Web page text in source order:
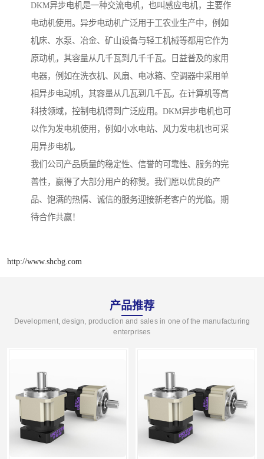
DKM异步电机是一种交流电机，也叫感应电机，主要作
电动机使用。异步电动机广泛用于工农业生产中，例如
机床、水泵、冶金、矿山设备与轻工机械等都用它作为
原动机，其容量从几千瓦到几千千瓦。日益普及的家用
电器，例如在洗衣机、风扇、电冰箱、空调器中采用单
相异步电动机，其容量从几瓦到几千瓦。在计算机等高
科技领域，控制电机得到广泛应用。DKM异步电机也可
以作为发电机使用，例如小水电站、风力发电机也可采
用异步电机。
我们公司产品质量的稳定性、信誉的可靠性、服务的完
善性，赢得了大部分用户的称赞。我们愿以优良的产
品、饱满的热情、诚信的服务迎接新老客户的光临。期
待合作共赢！
http://www.shcbg.com
产品推荐
Development, design, production and sales in one of the manufacturing
enterprises